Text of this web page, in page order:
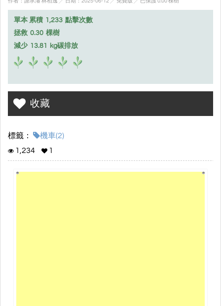
單本 累積 1,233 點擊次數
拯救 0.30 棵樹
減少 13.81 kg碳排放
收藏
標籤：
機車(2)
1,234
1